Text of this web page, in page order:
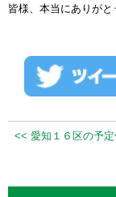
皆様、本当にありが
<< 愛知１６区の予